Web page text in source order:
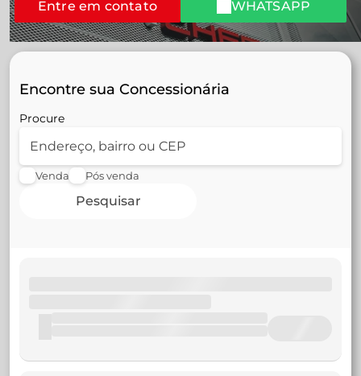
Entre em contato WHATSAPP
Encontre sua Concessionária
Procure
Venda Pós venda
Pesquisar